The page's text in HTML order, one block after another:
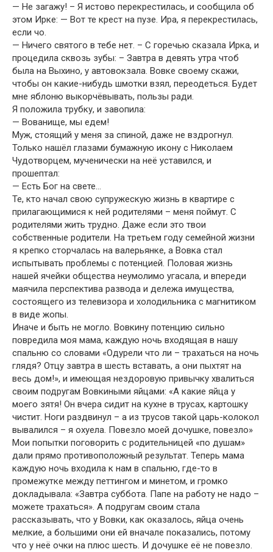
— Не загажу! – Я истово перекрестилась, и сообщила об
этом Ирке: — Вот те крест на пузе. Ира, я перекрестилась,
если чо.
— Ничего святого в тебе нет. – С горечью сказала Ирка, и
процедила сквозь зубы: – Завтра в девять утра чтоб
была на Выхино, у автовокзала. Вовке своему скажи,
чтобы он какие-нибудь шмотки взял, переодеться. Будет
мне яблоню выкорчёвывать, пользы ради.
Я положила трубку, и завопила:
— Вованище, мы едем!
Муж, стоящий у меня за спиной, даже не вздрогнул.
Только нашёл глазами бумажную икону с Николаем
Чудотворцем, мученически на неё уставился, и
прошептал:
— Есть Бог на свете…
Те, кто начал свою супружескую жизнь в квартире с
прилагающимися к ней родителями – меня поймут. С
родителями жить трудно. Даже если это твои
собственные родители. На третьем году семейной жизни
я крепко сторчалась на валерьянке, а Вовка стал
испытывать проблемы с потенцией. Половая жизнь
нашей ячейки общества неумолимо угасала, и впереди
маячила перспектива развода и дележа имущества,
состоящего из телевизора и холодильника с магнитиком
в виде жопы.
Иначе и быть не могло. Вовкину потенцию сильно
повредила моя мама, каждую ночь входящая в нашу
спальню со словами «Одурели что ли – трахаться на ночь
глядя? Отцу завтра в шесть вставать, а они пыхтят на
весь дом!», и имеющая нездоровую привычку хвалиться
своим подругам Вовкиными яйцами: «А какие яйца у
моего зятя! Он вчера сидит на кухне в трусах, картошку
чистит. Ноги раздвинул – а из трусов такой царь-колокол
вывалился – я охуела. Повезло моей дочушке, повезло»
Мои попытки поговорить с родительницей «по душам»
дали прямо противоположный результат. Теперь мама
каждую ночь входила к нам в спальню, где-то в
промежутке между петтингом и минетом, и громко
докладывала: «Завтра суббота. Папе на работу не надо –
можете трахаться». А подругам своим стала
рассказывать, что у Вовки, как оказалось, яйца очень
мелкие, а большими они ей вначале показались, потому
что у неё очки на плюс шесть. И дочушке её не повезло.